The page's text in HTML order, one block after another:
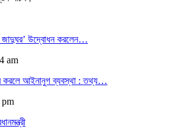
জাদুঘর’ উদ্বোধন করলেন…
am
করলে আইনানুগ ব্যবস্থা : তথ্য…
pm